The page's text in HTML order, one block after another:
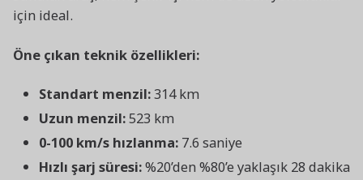
için ideal.
Öne çıkan teknik özellikleri:
Standart menzil:314 km
Uzun menzil:523 km
0-100 km/s hızlanma: 7.6 saniye
Hızlı şarj süresi:%20’den %80’e yaklaşık 28 dakika